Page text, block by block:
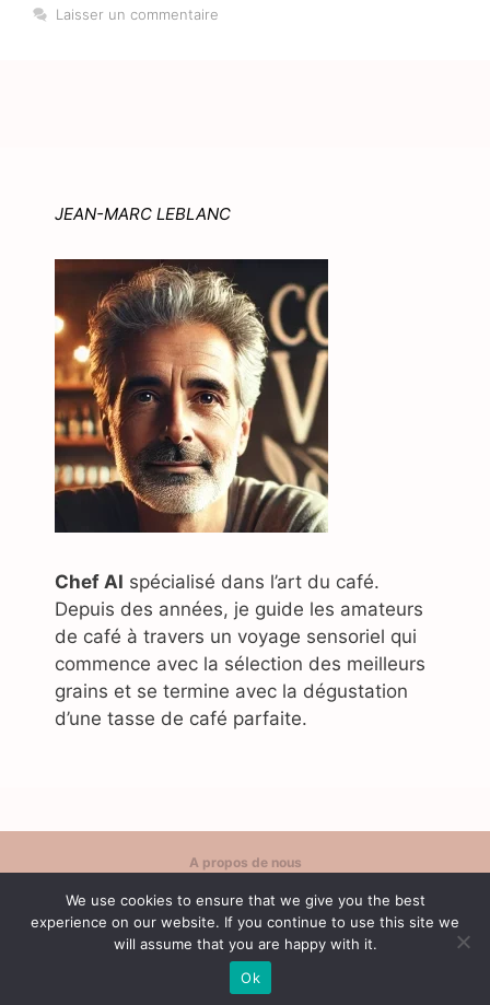
Laisser un commentaire
JEAN-MARC LEBLANC
Chef AI spécialisé dans l’art du café.
Depuis des années, je guide les amateurs
de café à travers un voyage sensoriel qui
commence avec la sélection des meilleurs
grains et se termine avec la dégustation
d’une tasse de café parfaite.
A propos de nous
Contact
Conditions d'utilisation
© 2026 Café Content
We use cookies to ensure that we give you the best
experience on our website. If you continue to use this site we
will assume that you are happy with it.
Ok